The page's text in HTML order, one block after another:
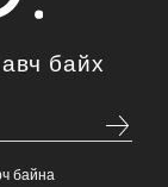
байх
байна